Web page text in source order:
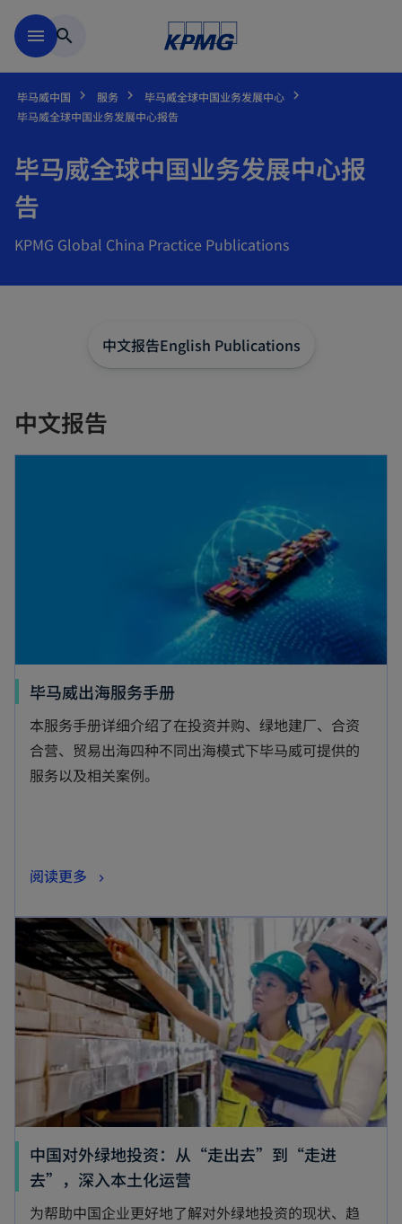
menu search
毕马威中国 服务
毕马威全球中国业务发展中心
毕马威全球中国业务发展中心报告
毕马威全球中国业务发展中心报
告
KPMG Global China Practice Publications
中文报告English Publications
中文报告
毕马威出海服务手册
本服务手册详细介绍了在投资并购、绿地建厂、合资
合营、贸易出海四种不同出海模式下毕马威可提供的
服务以及相关案例。
阅读更多
中国对外绿地投资：从“走出去”到“走进
去”，深入本土化运营
为帮助中国企业更好地了解对外绿地投资的现状、趋